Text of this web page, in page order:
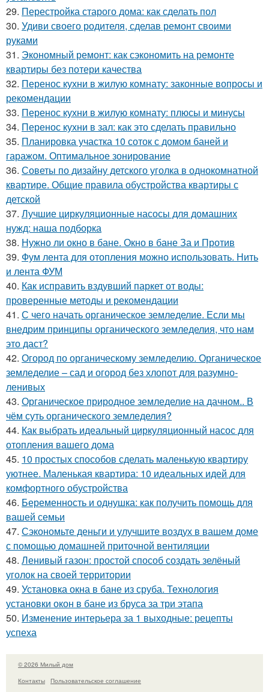
29. Перестройка старого дома: как сделать пол
30. Удиви своего родителя, сделав ремонт своими
руками
31. Экономный ремонт: как сэкономить на ремонте
квартиры без потери качества
32. Перенос кухни в жилую комнату: законные вопросы и
рекомендации
33. Перенос кухни в жилую комнату: плюсы и минусы
34. Перенос кухни в зал: как это сделать правильно
35. Планировка участка 10 соток с домом баней и
гаражом. Оптимальное зонирование
36. Советы по дизайну детского уголка в однокомнатной
квартире. Общие правила обустройства квартиры с
детской
37. Лучшие циркуляционные насосы для домашних
нужд: наша подборка
38. Нужно ли окно в бане. Окно в бане За и Против
39. Фум лента для отопления можно использовать. Нить
и лента ФУМ
40. Как исправить вздувший паркет от воды:
проверенные методы и рекомендации
41. С чего начать органическое земледелие. Если мы
внедрим принципы органического земледелия, что нам
это даст?
42. Огород по органическому земледелию. Органическое
земледелие – сад и огород без хлопот для разумно-
ленивых
43. Органическое природное земледелие на дачном.. В
чём суть органического земледелия?
44. Как выбрать идеальный циркуляционный насос для
отопления вашего дома
45. 10 простых способов сделать маленькую квартиру
уютнее. Маленькая квартира: 10 идеальных идей для
комфортного обустройства
46. Беременность и однушка: как получить помощь для
вашей семьи
47. Сэкономьте деньги и улучшите воздух в вашем доме
с помощью домашней приточной вентиляции
48. Ленивый газон: простой способ создать зелёный
уголок на своей территории
49. Установка окна в бане из сруба. Технология
установки окон в бане из бруса за три этапа
50. Изменение интерьера за 1 выходные: рецепты
успеха
© 2026 Милый дом
Контакты
Пользовательское соглашение